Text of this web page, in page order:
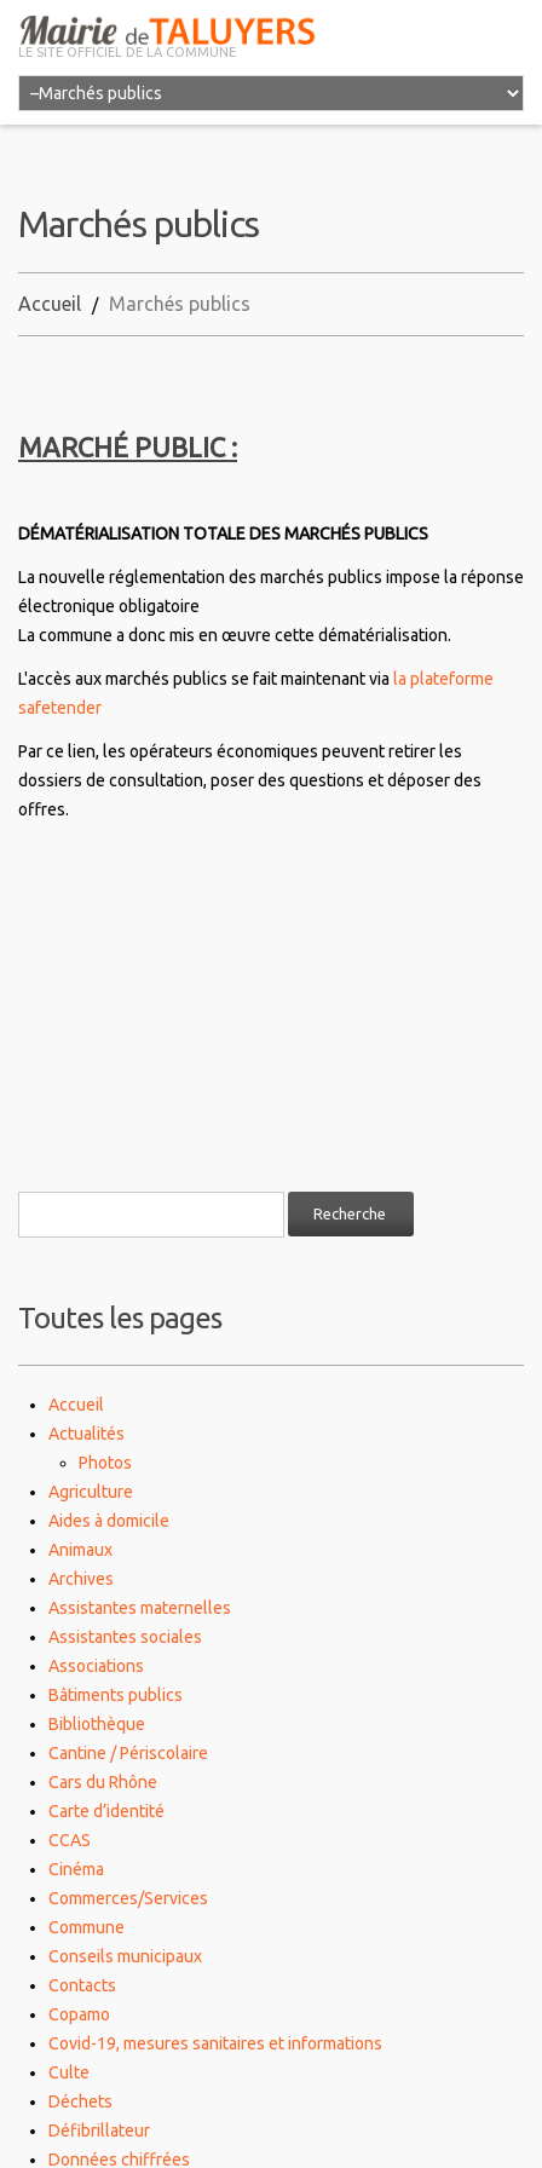
LE SITE OFFICIEL DE LA COMMUNE
Marchés publics
Accueil Marchés publics
MARCHÉ PUBLIC :
DÉMATÉRIALISATION TOTALE DES MARCHÉS PUBLICS
La nouvelle réglementation des marchés publics impose la réponse
électronique obligatoire
La commune a donc mis en œuvre cette dématérialisation.
L'accès aux marchés publics se fait maintenant via la plateforme
safetender
Par ce lien, les opérateurs économiques peuvent retirer les
dossiers de consultation, poser des questions et déposer des
offres.
Toutes les pages
Accueil
Actualités
Photos
Agriculture
Aides à domicile
Animaux
Archives
Assistantes maternelles
Assistantes sociales
Associations
Bâtiments publics
Bibliothèque
Cantine / Périscolaire
Cars du Rhône
Carte d’identité
CCAS
Cinéma
Commerces/Services
Commune
Conseils municipaux
Contacts
Copamo
Covid-19, mesures sanitaires et informations
Culte
Déchets
Défibrillateur
Données chiffrées